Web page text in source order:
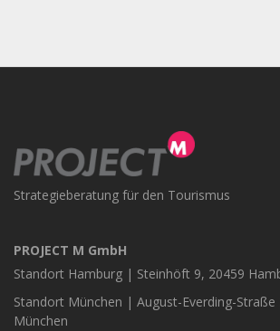
Strategieberatung für den Tourismus
PROJECT M GmbH
Standort Hamburg | Steinhöft 9, 20459
Standort München | August-Everding-Straße
München